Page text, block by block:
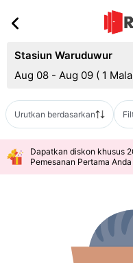
Stasiun Waruduwur
Aug 08 - Aug 09 ( 1
Urutkan berdasarkan
Dapatkan diskon khusus
Pemesanan Pertama Anda